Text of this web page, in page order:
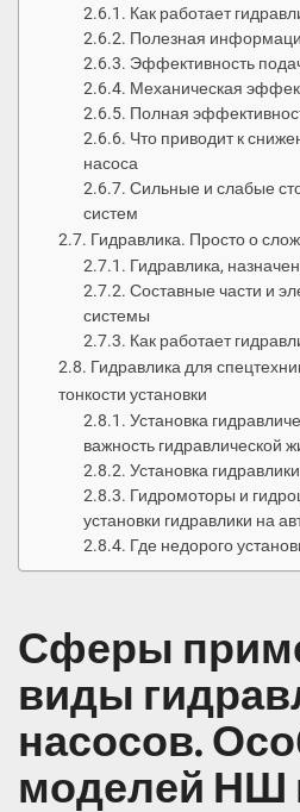
Как работает
Полезная
Эффективность
Механическая
Полная
Что приводит к
насоса
Сильные и слабые
систем
Гидравлика. Просто о
Гидравлика,
Составные части и
системы
Как работает
Гидравлика для
тонкости установки
Установка
важность гидравлической
Установка
Гидромоторы и
установки гидравлики на
Где недорого
Сферы
виды
насосов.
моделей НШ